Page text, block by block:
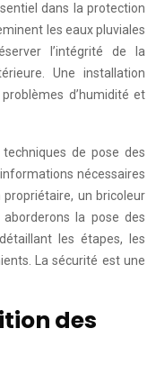
dans la protection
les eaux pluviales
l’intégrité de la
Une installation
d’humidité et
de pose des
nécessaires
un bricoleur
la pose des
les étapes, les
La sécurité est une
des